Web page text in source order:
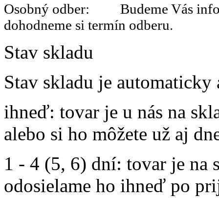
Osobný odber: Budeme Vás
dohodneme si termín odberu.
Stav skladu
Stav skladu je
ihneď: tovar je u nás na
alebo si ho môžete už aj
1 - 4 (5, 6) dní: tovar je na
odosielame ho ihneď po